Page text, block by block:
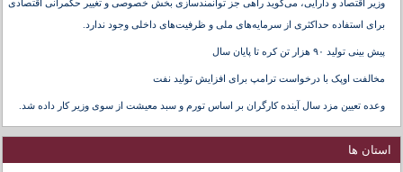
وزیر اقتصاد و دارایی، می‌گوید راهی جز توانمندسازی بخش خصوصی و تغییر حکمرانی اقتصادی
برای استفاده حداکثری از سرمایه‌های ملی و ظرفیت‌های داخلی وجود ندارد.
پیش بینی تولید ۹۰ هزار تن کره تا پایان سال
مخالفت اوپک با درخواست ترامپ برای افزایش تولید نفت
وعده تعیین مزد سال آینده کارگران بر اساس تورم و سبد معیشت از سوی وزیر کار داده شد.
استان ها